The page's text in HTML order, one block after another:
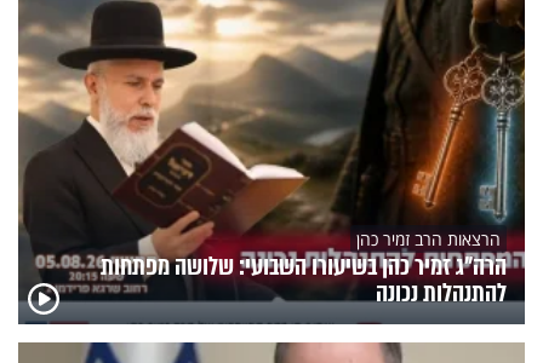
הרצאות הרב זמיר כהן
הרה"ג זמיר כהן בשיעורו השבועי: שלושה מפתחות
להתנהלות נכונה